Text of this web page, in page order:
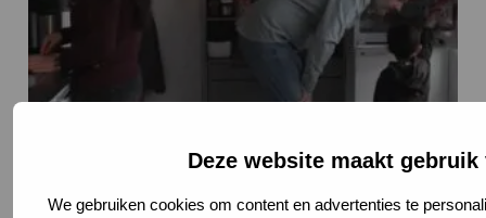
Deze website maakt
We gebruiken cookies om content en advertenties te